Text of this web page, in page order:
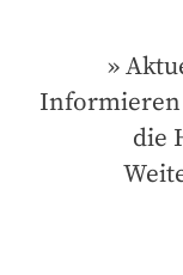
Informieren
die